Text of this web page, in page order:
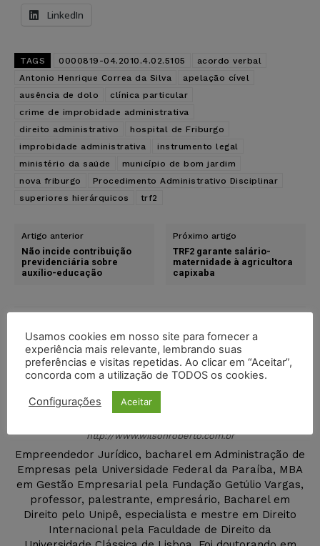
LinkedIn
TAGS 0000819-04.2010.4.02.5105
acordo verbal
Antonio Henrique Correa da Silva
apelação cível
ausência de dolo
clínica particular
crime de improbidade administrativa
direito administrativo
hospital de Friburgo
improbidade administrativa
instrumento legal
ministério da saúde
município de bom jardim
nova friburgo
Procedimento Administrativo Disciplinar
superiores hierárquicos
trf2
Artigo anterior
Não incide contribuição
previdenciária sobre
auxílio-educação
Próximo artigo
TRF2 garante salário-
maternidade à agricultora
capixaba
Wilson Roberto
http://www.wilsonroberto.com.br
Empreendedor Jurídico, bacharel em Administração de
Empresas pela Universidade Federal da Paraíba, MBA
em Gestão Empresarial pela Fundação Getúlio Vargas,
professor, palestrante, empresário, Bacharel em
Direito pelo Unipê, especialista e mestre em Direito
Internacional pela Faculdade de Direito da
Usamos cookies em nosso site para fornecer a
experiência mais relevante, lembrando suas
preferências e visitas repetidas. Ao clicar em “Aceitar”,
concorda com a utilização de TODOS os cookies.
Configurações Aceitar